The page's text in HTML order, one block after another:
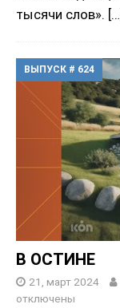
тысячи слов».
ВЫПУСК # 624
В ОСТИНЕ
21, март 2024
отключены